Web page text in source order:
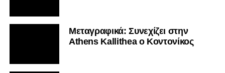
Mεταγραφικά: Συνεχίζει στην
Athens Kallithea ο Κοντονίκος